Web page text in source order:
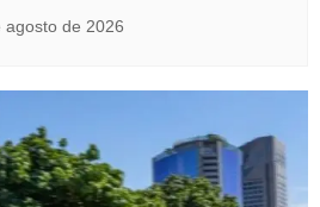
agosto de 2026